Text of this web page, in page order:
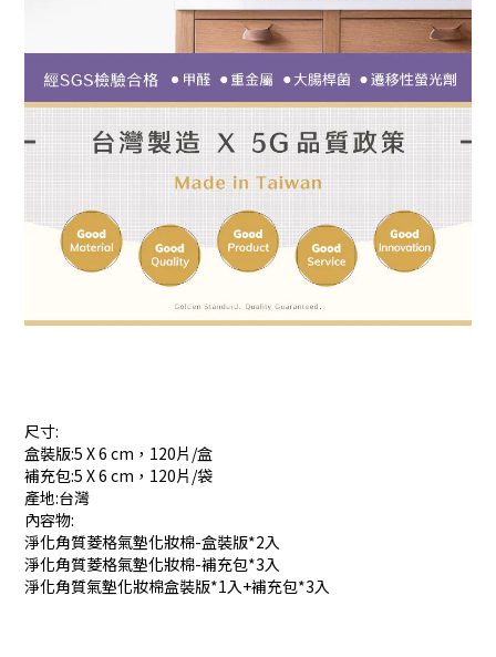
尺寸:
盒裝版:5 X 6 cm，120片/盒
補充包:5 X 6 cm，120片/袋
產地:台灣
內容物:
淨化角質菱格氣墊化妝棉-盒裝版*2入
淨化角質菱格氣墊化妝棉-補充包*3入
淨化角質氣墊化妝棉盒裝版*1入+補充包*3入